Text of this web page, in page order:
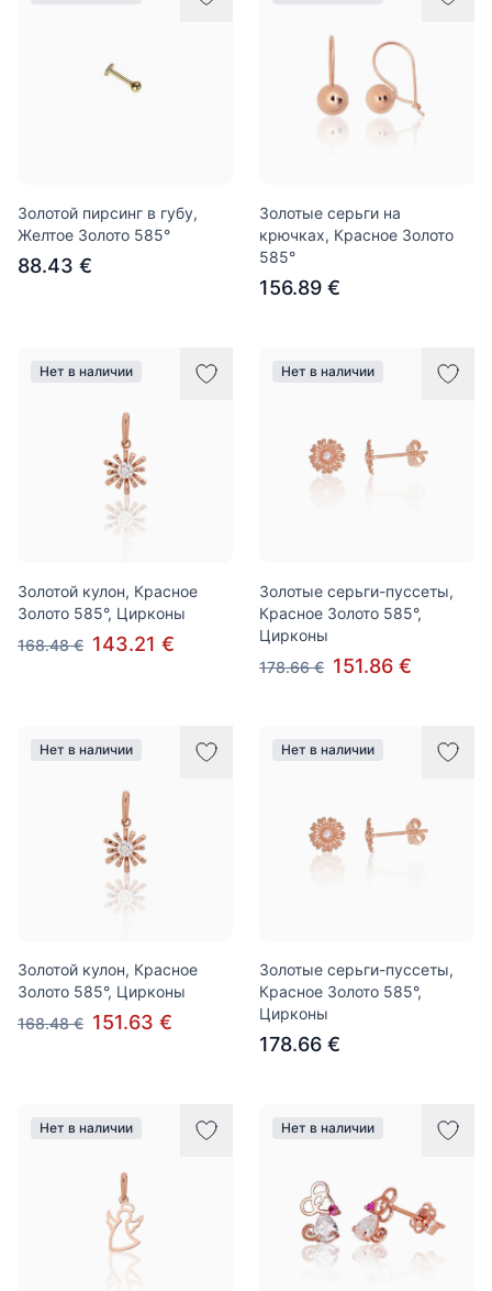
Золотой пирсинг в губу,
Желтое Золото 585°
88.43 €
Золотые серьги на
крючках, Красное Золото
585°
156.89 €
Нет в наличии
Золотой кулон, Красное
Золото 585°, Цирконы
168.48 € 143.21 €
Нет в наличии
Золотые серьги-пуссеты,
Красное Золото 585°,
Цирконы
178.66 € 151.86 €
Нет в наличии
Золотой кулон, Красное
Золото 585°, Цирконы
168.48 € 151.63 €
Нет в наличии
Золотые серьги-пуссеты,
Красное Золото 585°,
Цирконы
178.66 €
Нет в наличии Нет в наличии